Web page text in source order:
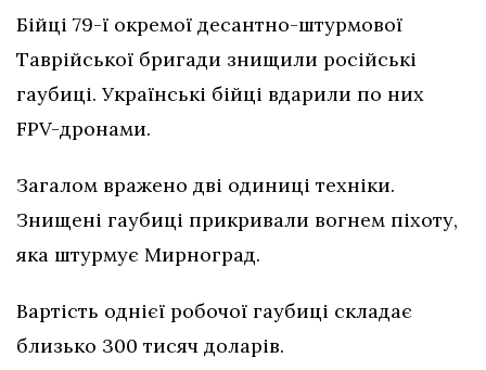
Бійці 79-ї окремої десантно-штурмової
Таврійської бригади знищили російські
гаубиці. Українські бійці вдарили по них
FPV-дронами.
Загалом вражено дві одиниці техніки.
Знищені гаубиці прикривали вогнем піхоту,
яка штурмує Мирноград.
Вартість однієї робочої гаубиці складає
близько 300 тисяч доларів.